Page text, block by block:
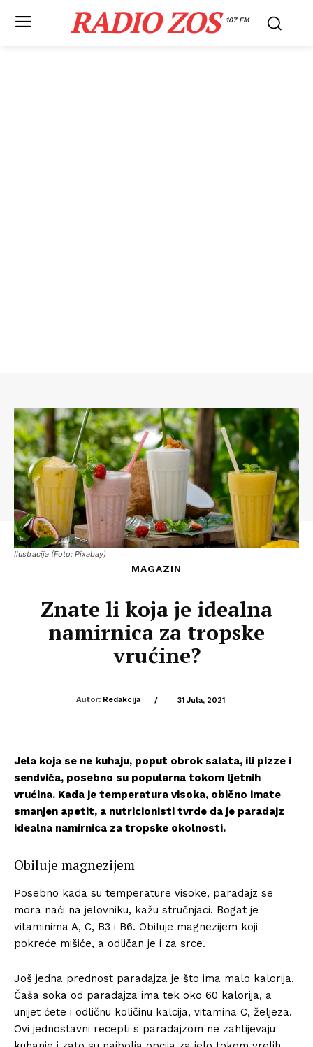
RADIO ZOS 107 FM
Ilustracija (Foto: Pixabay)
MAGAZIN
Znate li koja je idealna
namirnica za tropske
vrućine?
Autor: Redakcija / 31 Jula, 2021
Jela koja se ne kuhaju, poput obrok salata, ili pizze i
sendviča, posebno su popularna tokom ljetnih
vrućina. Kada je temperatura visoka, obično imate
smanjen apetit, a nutricionisti tvrde da je paradajz
idealna namirnica za tropske okolnosti.
Obiluje magnezijem
Posebno kada su temperature visoke, paradajz se
mora naći na jelovniku, kažu stručnjaci. Bogat je
vitaminima A, C, B3 i B6. Obiluje magnezijem koji
pokreće mišiće, a odličan je i za srce.
Još jedna prednost paradajza je što ima malo kalorija.
Čaša soka od paradajza ima tek oko 60 kalorija, a
unijet ćete i odličnu količinu kalcija, vitamina C, željeza.
Ovi jednostavni recepti s paradajzom ne zahtijevaju